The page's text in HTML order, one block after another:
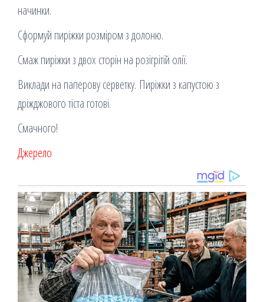
начинки.
Сформуй пиріжки розміром з долоню.
Смаж пиріжки з двох сторін на розігрітій олії.
Виклади на паперову серветку. Пиріжки з капустою з
дріжджового тіста готові.
Смачного!
Джерело